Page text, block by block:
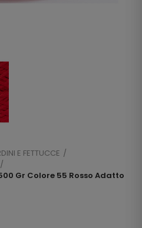
E FETTUCCE
Gr Colore 55 Rosso Adatto